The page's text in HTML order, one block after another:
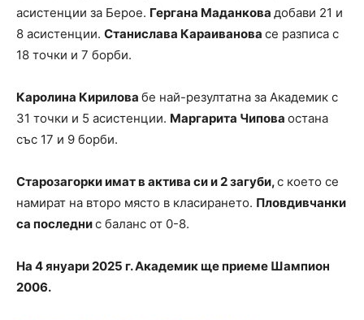
асистенции за Берое. Гергана Маданкова добави 21 и
8 асистенции. Станислава Караиванова се разписа с
18 точки и 7 борби.
Каролина Кирилова бе най-резултатна за Академик с
31 точки и 5 асистенции. Маргарита Чипова остана
със 17 и 9 борби.
Старозагорки имат в актива си и 2 загуби,с което се
намират на второ място в класирането. Пловдивчанки
са последнис баланс от 0-8.
На 4 януари 2025 г. Академик ще приеме Шампион
2006.